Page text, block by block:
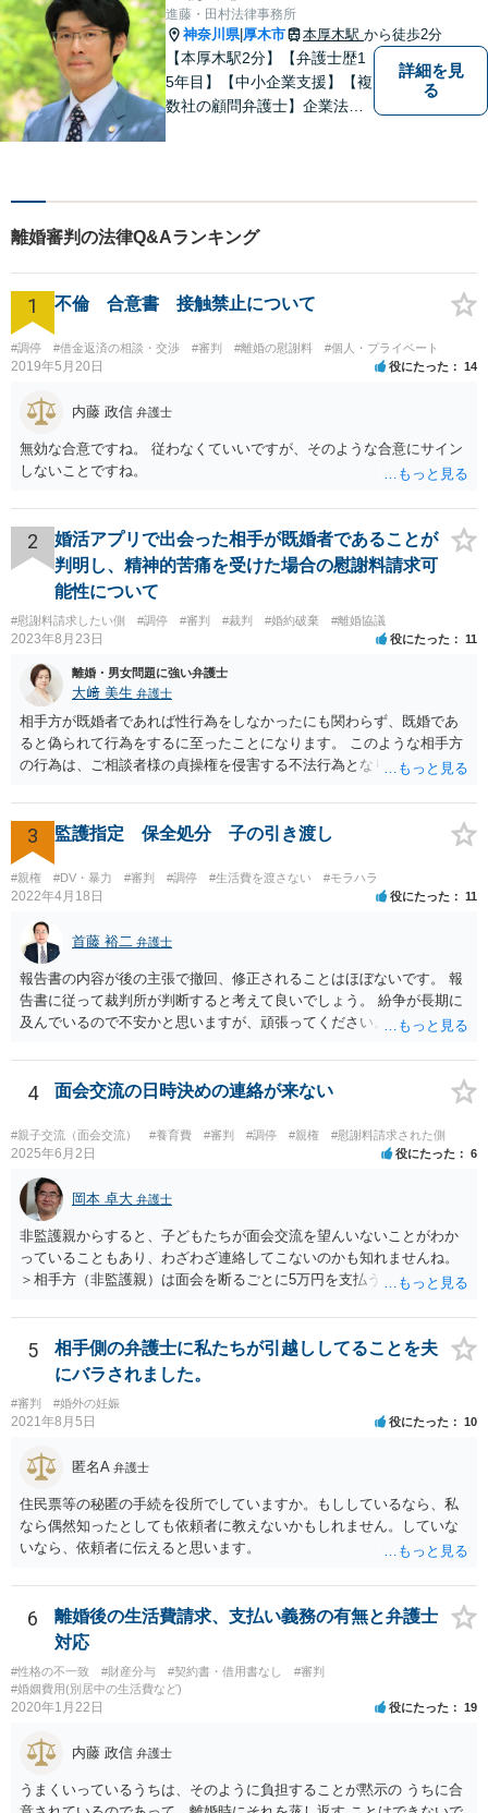
進藤・田村法律事務所
神奈川県| 厚木市 本厚木駅 から徒歩2分
【本厚木駅2分】【弁護士歴1
5年目】【中小企業支援】【複
数社の顧問弁護士】企業法
般民事…交通事故｜労働｜不
動産｜相続｜借金問題
詳細を見
る
離婚審判の法律Q&Aランキング
1 不倫 合意書 接触禁止について
#調停 #借金返済の相談・交渉 #審判 #離婚の慰謝料 #個人・プライベート
2019年5月20日 役にたった 14
内藤 政信 弁護士
無効な合意ですね。 従わなくていいですが、そのような合意にサイン
しないことですね。
2
婚活アプリで出会った相手が既婚者であることが
判明し、精神的苦痛を受けた場合の慰謝料請求可
能性について
#慰謝料請求したい側 #調停 #審判 #裁判 #婚約破棄 #離婚協議
2023年8月23日 役にたった 11
離婚・男女問題に強い弁護士
大﨑 美生 弁護士
相手方が既婚者であれば性行為をしなかったにも関わらず、既婚であ
ると偽られて行為をするに至ったことになります。 このような相手方
の行為は、ご相談者様の貞操権を侵害する不法行為となりますので、
ませんが、上記は性行為があったことを前提としています） 弁護士に
依頼されると、相手方の住民票を取得することができます。 請求する
慰謝料の額含め、一度弁護士にご相談されると良いと思います。
3 監護指定 保全処分 子の引き渡し
#親権 #DV・暴力 #審判 #調停 #生活費を渡さない #モラハラ
2022年4月18日 役にたった 11
首藤 裕二 弁護士
報告書の内容が後の主張で撤回、修正されることはほぼないです。 報
告書に従って裁判所が判断すると考えて良いでしょう。 紛争が長期に
及んでいるので不安かと思いますが、頑張ってください。
4 面会交流の日時決めの連絡が来ない
#親子交流（面会交流） #養育費 #審判 #調停 #親権 #慰謝料請求された側
2025年6月2日 役にたった 6
岡本 卓大 弁護士
非監護親からすると、子どもたちが面会交流を望んいないことがわか
っていることもあり、わざわざ連絡してこないのかも知れませんね。
＞相手方（非監護親）は面会を断るごとに5万円を支払うことを取決め
当に何が何でも面会交流したい（子どもたちと会いたい）と言うより
は、あなたに対する嫌がらせだった可能性もあるように思います（そ
ういう男はDV・虐待系の男には珍しくありません。）。 面会交流とは
親の権利ではなく、『子どものため』のものです。 子どもたちの年齢
（自分の気持ちを言える年齢）を考えても、無理に面会交流をする必
要もありません。 相手から面会交流を行うことについての申し出があ
ったときに対応すれば十分だと思います。 仮に相手から、面会交流さ
せなかった（連絡をしてこなかった）と慰謝料請求してきたとして
も、そのような請求は、まず認められません。 ご心配であれば、審判
書を持参して、お近くの弁護士に法律相談してみてください。
5
相手側の弁護士に私たちが引越ししてることを夫
にバラされました。
#審判 #婚外の妊娠
2021年8月5日 役にたった 10
匿名A 弁護士
住民票等の秘匿の手続を役所でしていますか。もししているなら、私
なら偶然知ったとしても依頼者に教えないかもしれません。していな
いなら、依頼者に伝えると思います。
6
離婚後の生活費請求、支払い義務の有無と弁護士
対応
#性格の不一致 #財産分与 #契約書・借用書なし
#審判
#婚姻費用(別居中の生活費など)
2020年1月22日 役にたった 19
内藤 政信 弁護士
うまくいっているうちは、そのように負担することが黙示の うちに合